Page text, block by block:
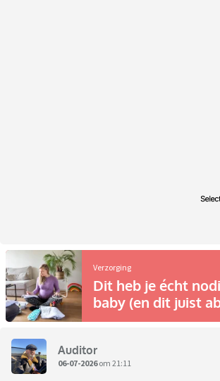
Verzorging
Dit heb je écht
baby (en dit juist
Auditor
06-07-2026om 21:11